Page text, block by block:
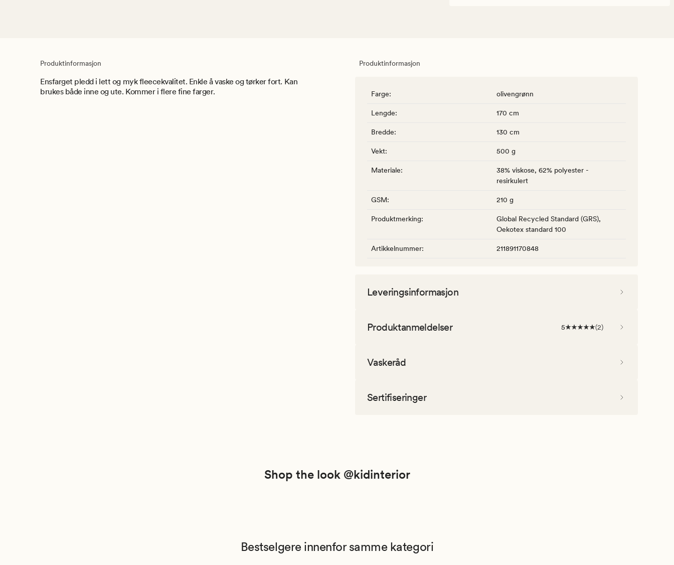
Produktinformasjon
Ensfarget pledd i lett og myk fleecekvalitet. Enkle å vaske og tørker fort. Kan
brukes både inne og ute. Kommer i flere fine farger.
Produktinformasjon
Farge: olivengrønn
Lengde: 170 cm
Bredde: 130 cm
Vekt: 500 g
Materiale:
38% viskose, 62% polyester -
resirkulert
GSM: 210 g
Produktmerking:
Global Recycled Standard (GRS),
Oekotex standard 100
Artikkelnummer: 211891170848
Leveringsinformasjon
Produktanmeldelser 5 (2)
Vaskeråd
Sertifiseringer
Shop the look @kidinterior
Bestselgere innenfor samme kategori